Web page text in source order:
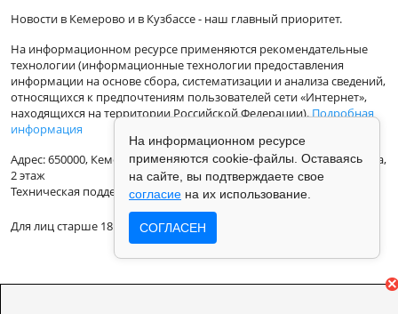
Новости в Кемерово и в Кузбассе - наш главный приоритет.
На информационном ресурсе применяются рекомендательные
технологии (информационные технологии предоставления
информации на основе сбора, систематизации и анализа сведений,
относящихся к предпочтениям пользователей сети «Интернет»,
находящихся на территории Российской Федерации).Подробная
информация
Адрес: 650000, Кемеровская Область, г.Кемерово, ул.Кузбасская 33а,
2 этаж
Техническая поддержка: support@vse42.ru
Для лиц старше 18 лет.
На информационном ресурсе
применяются cookie-файлы. Оставаясь
на сайте, вы подтверждаете свое
согласие на их использование.
СОГЛАСЕН